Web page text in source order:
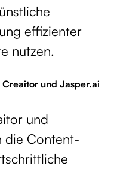
effizienter
nutzen.
und Jasper.ai
und
die Content-